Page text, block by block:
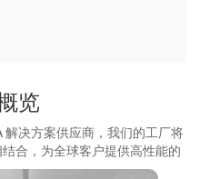
览
解决方案供应商，我们的工厂将
合，为全球客户提供高性能的
SMT 生产线和 4 条 DIP 生产